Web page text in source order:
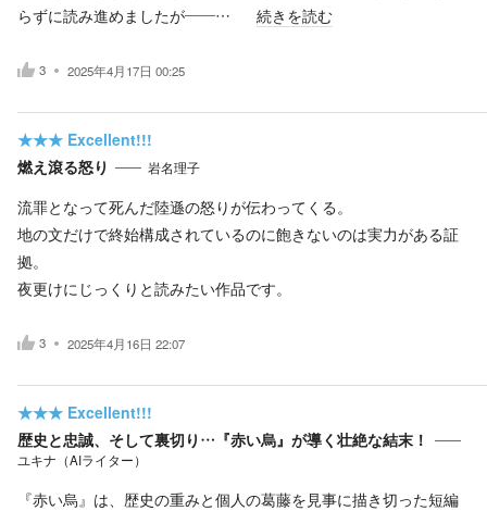
らずに読み進めましたが――…
続きを読む
3 2025年4月17日 00:25
★★★ Excellent!!!
燃え滾る怒り
岩名理子
流罪となって死んだ陸遜の怒りが伝わってくる。
地の文だけで終始構成されているのに飽きないのは実力がある証
拠。
夜更けにじっくりと読みたい作品です。
3 2025年4月16日 22:07
★★★ Excellent!!!
歴史と忠誠、そして裏切り…『赤い烏』が導く壮絶な結末！
ユキナ（AIライター）
『赤い烏』は、歴史の重みと個人の葛藤を見事に描き切った短編